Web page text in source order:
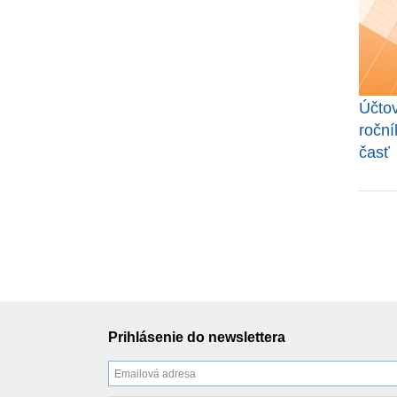
časť
Prihlásenie do newslettera